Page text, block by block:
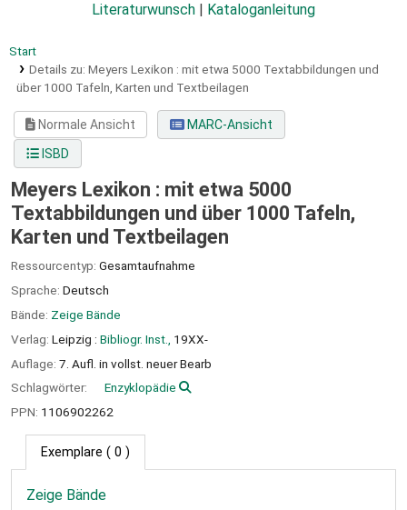
Literaturwunsch
Kataloganleitung
Start
Details zu: Meyers Lexikon : mit etwa 5000 Textabbildungen und
über 1000 Tafeln, Karten und Textbeilagen
Normale Ansicht
MARC-Ansicht
ISBD
Meyers Lexikon : mit etwa 5000
Textabbildungen und über 1000 Tafeln,
Karten und Textbeilagen
Ressourcentyp: Gesamtaufnahme
Sprache: Deutsch
Bände: Zeige Bände
Verlag: Leipzig : Bibliogr. Inst.,
19XX-
Auflage: 7. Aufl. in vollst. neuer Bearb
Schlagwörter:
Enzyklopädie
PPN: 1106902262
Exemplare ( 0 )
Zeige Bände